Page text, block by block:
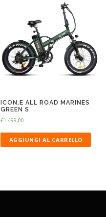
ICON.E ALL ROAD MARINES
GREEN S
€1.499,00
AGGIUNGI AL CARRELLO